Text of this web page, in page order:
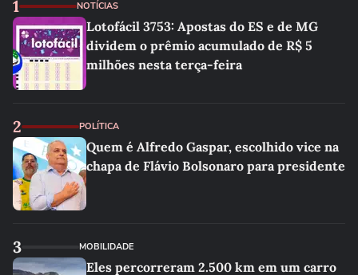
1 NOTÍCIAS
Lotofácil 3753: Apostas do ES e de MG
dividem o prêmio acumulado de R$ 5
milhões nesta terça-feira
2 POLÍTICA
Quem é Alfredo Gaspar, escolhido vice na
chapa de Flávio Bolsonaro para presidente
3 MOBILIDADE
Eles percorreram 2.500 km em um carro